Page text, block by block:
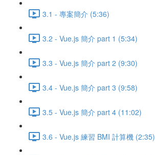
3.1 - 專案簡介 (5:36)
3.2 - Vue.js 簡介 part 1 (5:34)
3.3 - Vue.js 簡介 part 2 (9:30)
3.4 - Vue.js 簡介 part 3 (9:58)
3.5 - Vue.js 簡介 part 4 (11:02)
3.6 - Vue.js 練習 BMI 計算機 (2:35)